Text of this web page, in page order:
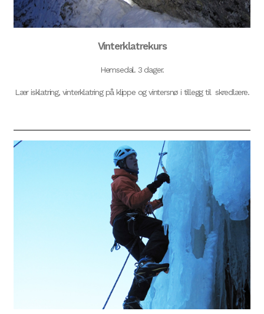
Vinterklatrekurs
Hemsedal. 3 dager.
Lær isklatring, vinterklatring på klippe og vintersnø i tillegg til skredlære.